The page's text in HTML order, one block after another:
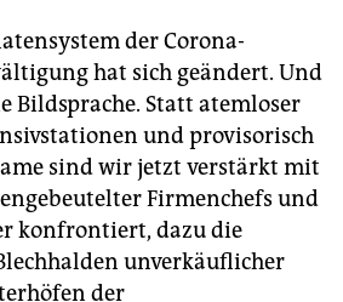
der Corona-
hat sich geändert. Und
Bildsprache. Statt atemloser
und provisorisch
sind wir jetzt verstärkt mit
Firmenchefs und
konfrontiert, dazu die
unverkäuflicher
der